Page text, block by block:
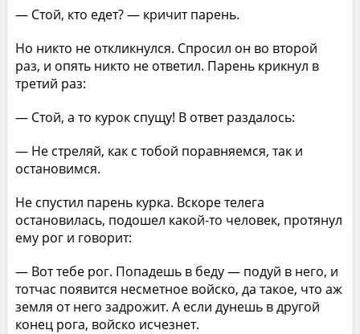
— Стой, кто едет? — кричит парень.
Но никто не откликнулся. Спросил он во второй
раз, и опять никто не ответил. Парень крикнул в
третий раз:
— Стой, а то курок спущу! В ответ раздалось:
— Не стреляй, как с тобой поравняемся, так и
остановимся.
Не спустил парень курка. Вскоре телега
остановилась, подошел какой-то человек, протянул
ему рог и говорит:
— Вот тебе рог. Попадешь в беду — подуй в него, и
тотчас появится несметное войско, да такое, что аж
земля от него задрожит. А если дунешь в другой
конец рога, войско исчезнет.